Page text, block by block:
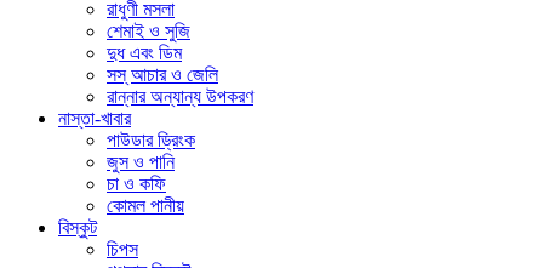
রাধুণী মসলা
শেমাই ও সুজি
দুধ এবং ডিম
সস্ আচার ও জেলি
রান্নার অন্যান্য উপকরণ
নাস্তা-খাবার
পাউডার ড্রিংক
জুস ও পানি
চা ও কফি
কোমল পানীয়
বিস্কুট
চিপস